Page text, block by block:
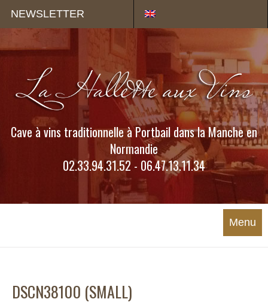
NEWSLETTER
Cave à vins traditionnelle à Portbail dans la Manche en
Normandie
02.33.94.31.52 - 06.47.13.11.34
Menu
DSCN38100 (SMALL)
Panneau de gestion des cookies